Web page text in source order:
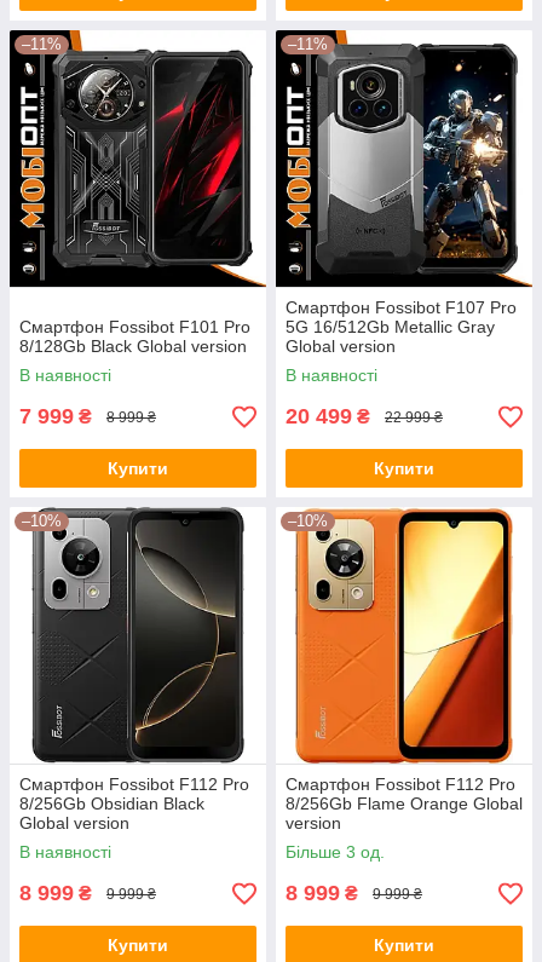
–11%
Смартфон Fossibot F101 Pro
8/128Gb Black Global version
В наявності
7 999 ₴ 8 999 ₴
Купити
–11%
Смартфон Fossibot F107 Pro
5G 16/512Gb Metallic Gray
Global version
В наявності
20 499 ₴ 22 999 ₴
Купити
–10%
Смартфон Fossibot F112 Pro
8/256Gb Obsidian Black
Global version
В наявності
8 999 ₴ 9 999 ₴
Купити
–10%
Смартфон Fossibot F112 Pro
8/256Gb Flame Orange Global
version
Більше 3 од.
8 999 ₴ 9 999 ₴
Купити